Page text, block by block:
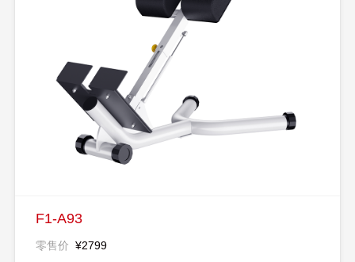
F1-A93
零售价 ¥2799